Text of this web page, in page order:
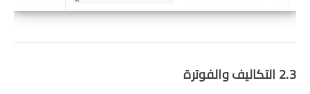
2.3 التكاليف والفوترة